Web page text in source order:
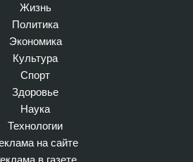
Жизнь
Политика
Экономика
Культура
Спорт
Здоровье
Наука
Технологии
на сайте
в газете